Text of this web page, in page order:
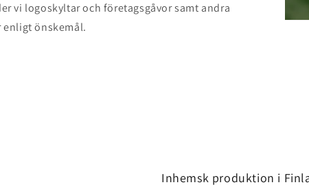
vi logoskyltar och företagsgåvor samt andra
önskemål.
Inhemsk produktion i